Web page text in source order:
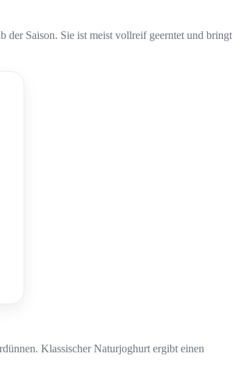
der Saison. Sie ist meist vollreif geerntet und bringt
Klassischer Naturjoghurt ergibt einen